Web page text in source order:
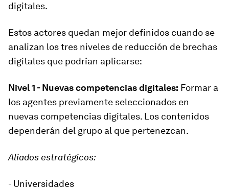
digitales.
Estos actores quedan mejor definidos cuando se
analizan los tres niveles de reducción de brechas
digitales que podrían aplicarse:
Nivel 1 - Nuevas competencias digitales: Formar a
los agentes previamente seleccionados en
nuevas competencias digitales. Los contenidos
dependerán del grupo al que pertenezcan.
Aliados estratégicos:
- Universidades